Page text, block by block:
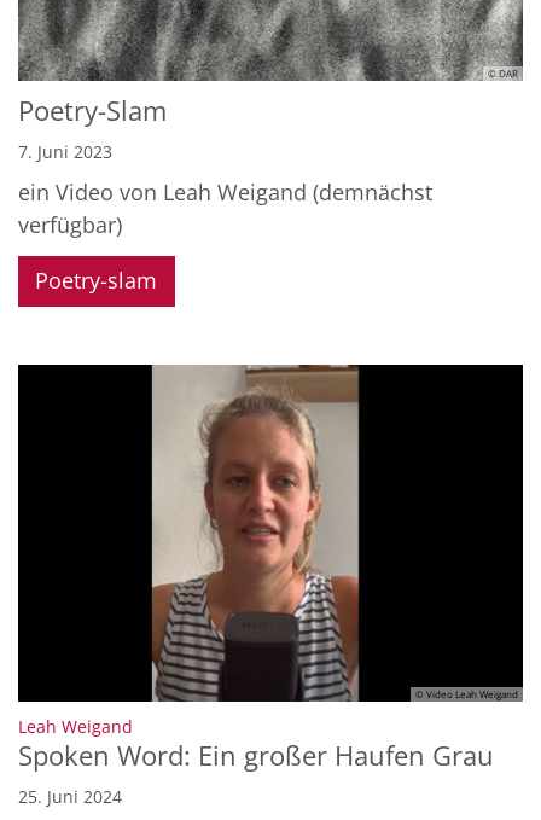
© DAR
Poetry-Slam
7. Juni 2023
ein Video von Leah Weigand (demnächst
verfügbar)
Poetry-slam
© Video Leah Weigand
Leah Weigand
Spoken Word: Ein großer Haufen Grau
25. Juni 2024